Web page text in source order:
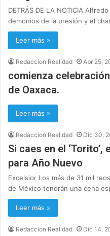
DETRÁS DE LA NOTICIA
demonios de la presión y el
Leer más »
Redaccion Realidad Abr 25,
comienza
de Oaxaca.
Leer más »
Redaccion Realidad Dic 30,
Si caes en el
para Año Nuevo
Excelsior Los más de 31 mil
de México tendrán una cena
Leer más »
Redaccion Realidad Dic 14,